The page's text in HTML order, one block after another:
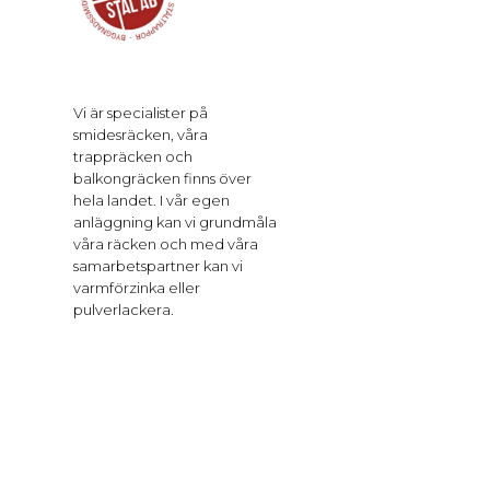
Vi är specialister på
smidesräcken, våra
trappräcken och
balkongräcken finns över
hela landet. I vår egen
anläggning kan vi grundmåla
våra räcken och med våra
samarbetspartner kan vi
varmförzinka eller
pulverlackera.